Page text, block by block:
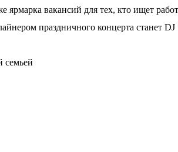
ярмарка вакансий для тех, кто ищет
праздничного концерта станет DJ
семьей